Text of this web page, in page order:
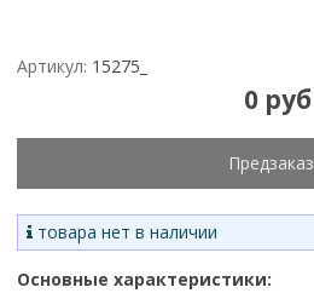
Артикул: 15275_
0 руб
Предзаказ
товара нет в наличии
Основные характеристики: